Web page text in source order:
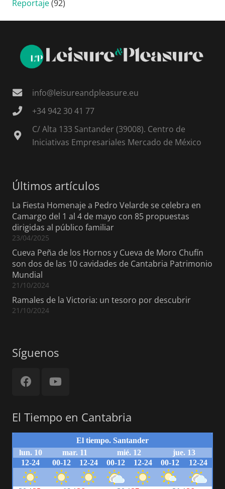
Reportaje(92)
info@leisureandpleasure.eu
+34 942 30 41 77
C/ Alta 133 Santander (39008). Centro de
Iniciativas Empresariales Mercado de México
Últimos artículos
La Fiesta Homenaje a Pedro Velarde se celebra en
Camargo del 1 al 4 de mayo con 85 propuestas
dirigidas al público familiar
23/04/2025
Cueva Peña de los Hornos y Cueva de Moro Chufín
son dos de las 10 cavidades de Cantabria Patrimonio
Mundial
21/10/2024
Ramales de la Victoria: un tesoro por descubrir
21/10/2024
Síguenos
El Tiempo en Cantabria